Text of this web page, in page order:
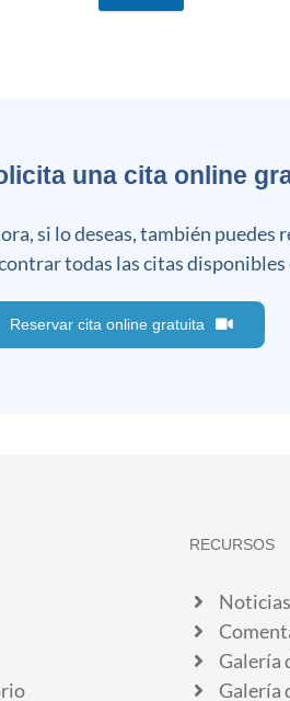
una cita online
si lo deseas, también puedes
todas las citas
Reservar cita online gratuita
RECURSOS
Noticias
Galería
Galería